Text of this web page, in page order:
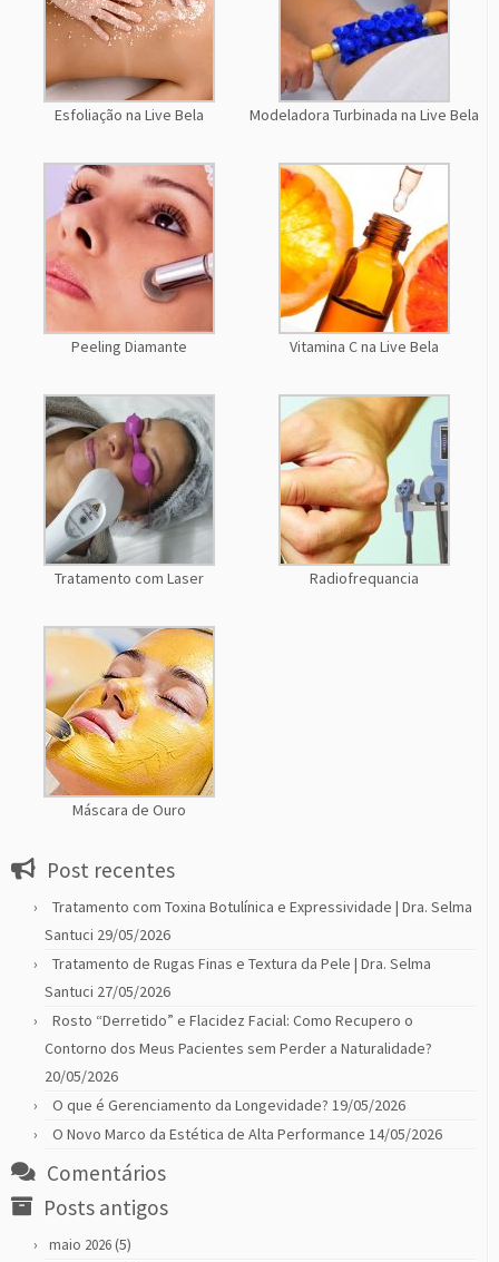
Esfoliação na Live Bela Modeladora Turbinada na Live Bela
Peeling Diamante Vitamina C na Live Bela
Tratamento com Laser Radiofrequancia
Máscara de Ouro
Post recentes
Tratamento com Toxina Botulínica e Expressividade | Dra. Selma
Santuci 29/05/2026
Tratamento de Rugas Finas e Textura da Pele | Dra. Selma
Santuci 27/05/2026
Rosto “Derretido” e Flacidez Facial: Como Recupero o
Contorno dos Meus Pacientes sem Perder a Naturalidade?
20/05/2026
O que é Gerenciamento da Longevidade? 19/05/2026
O Novo Marco da Estética de Alta Performance 14/05/2026
Comentários
Posts antigos
maio 2026(5)